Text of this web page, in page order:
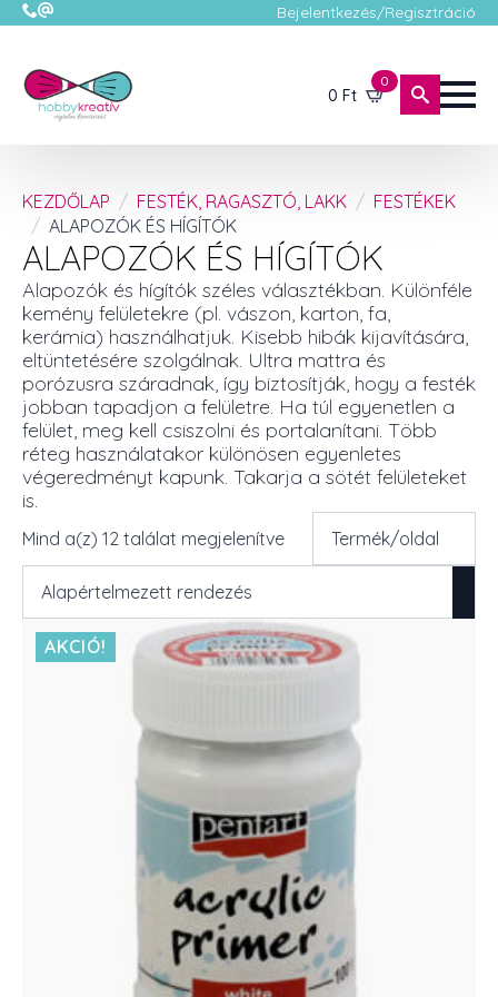
Bejelentkezés/Regisztráció
0 Ft
0
KEZDŐLAP FESTÉK, RAGASZTÓ, LAKK
FESTÉKEK
ALAPOZÓK ÉS HÍGÍTÓK
ALAPOZÓK ÉS HÍGÍTÓK
Alapozók és hígítók széles választékban. Különféle
kemény felületekre (pl. vászon, karton, fa,
kerámia) használhatjuk. Kisebb hibák kijavítására,
eltüntetésére szolgálnak. Ultra mattra és
porózusra száradnak, így biztosítják, hogy a festék
jobban tapadjon a felületre. Ha túl egyenetlen a
felület, meg kell csiszolni és portalanítani. Több
réteg használatakor különösen egyenletes
végeredményt kapunk. Takarja a sötét felületeket
is.
Mind a(z) 12 találat megjelenítve
AKCIÓ!